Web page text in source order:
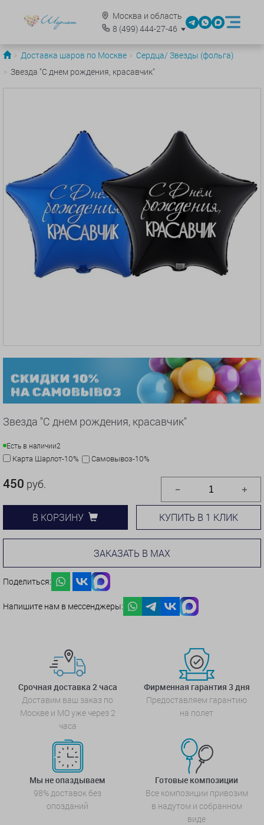
Москва и область
8 (499)444-27-46
Доставка шаров по Москве
Сердца/ Звезды (фольга)
Звезда "С днем рождения, красавчик"
Звезда "С днем рождения, красавчик"
Есть в наличии2
Карта Шарлот-10% Самовывоз-10%
450 руб.
В КОРЗИНУ КУПИТЬ В 1 КЛИК
ЗАКАЗАТЬ В MAX
Поделиться:
Напишите нам в мессенджеры:
Срочная доставка 2 часа
Доставим ваш заказ по
Москве и МО уже через 2
часа
Фирменная гарантия 3 дня
Предоставляем гарантию
на полет
Мы не опаздываем
98% доставок без
опозданий
Готовые композиции
Все композиции привозим
в надутом и собранном
виде